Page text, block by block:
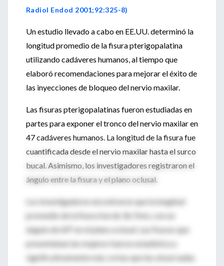
Radiol Endod 2001;92:325-8)
Un estudio llevado a cabo en EE.UU. determinó la
longitud promedio de la fisura pterigopalatina
utilizando cadáveres humanos, al tiempo que
elaboró recomendaciones para mejorar el éxito de
las inyecciones de bloqueo del nervio maxilar.
Las fisuras pterigopalatinas fueron estudiadas en
partes para exponer el tronco del nervio maxilar en
47 cadáveres humanos. La longitud de la fisura fue
cuantificada desde el nervio maxilar hasta el surco
bucal. Asimismo, los investigadores registraron el
ángulo entre la fisura y el plano oclusal.
Los investigadores encontraron que la longitud
promedio de la fisura fue de 36.7mm, con un
ángulo de 60° en el plano oclusal. Las fisuras que
presentaban las mujeres fueron estadística y
significativamente más cortas que las observadas